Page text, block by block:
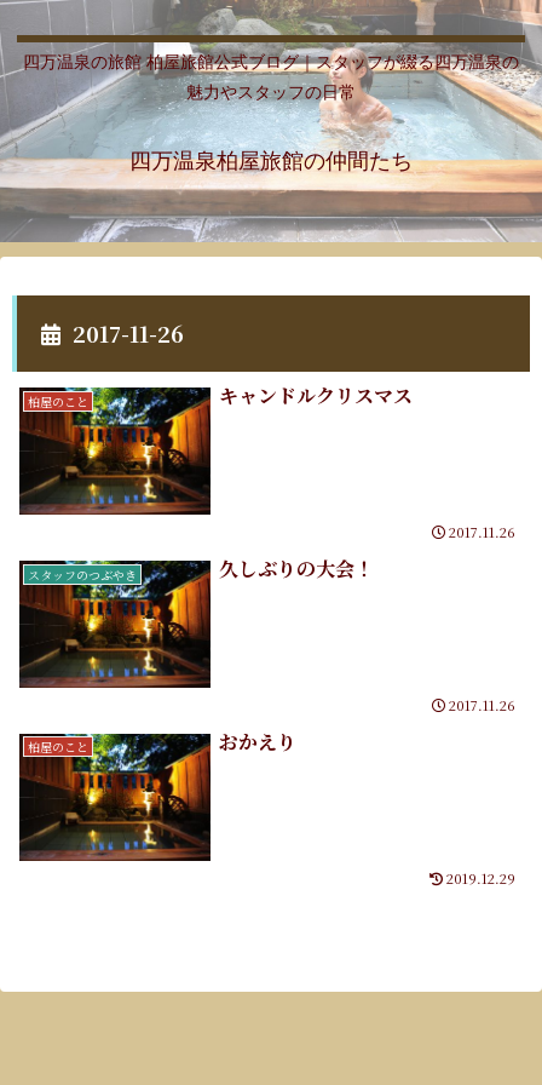
四万温泉の旅館 柏屋旅館公式ブログ｜スタッフが綴る四万温泉の
魅力やスタッフの日常
四万温泉柏屋旅館の仲間たち
2017-11-26
柏屋のこと キャンドルクリスマス
2017.11.26
スタッフのつぶやき 久しぶりの大会！
2017.11.26
柏屋のこと おかえり
2019.12.29